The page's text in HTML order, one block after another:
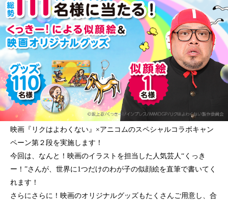
映画『リクはよわくない』×アニコムのスペシャルコラボキャン
ペーン第２段を実施します！
今回は、なんと！映画のイラストを担当した人気芸人“くっき
ー！”さんが、世界に1つだけのわが子の似顔絵を直筆で書いてく
れます！
さらにさらに！映画のオリジナルグッズもたくさんご用意し、合